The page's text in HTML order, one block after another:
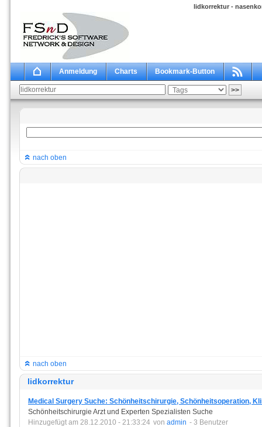
lidkorrektur -
Anmeldung Charts Bookmark-Button
nach oben
nach oben
lidkorrektur
Medical Surgery Suche: Schönheitschirurgie, Schönheitsoperation,
Schönheitschirurgie Arzt und Experten Spezialisten Suche
Hinzugefügt am 28.12.2010 - 21:33:24 von admin - 3 Benutzer